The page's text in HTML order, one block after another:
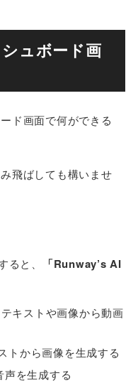
シュボード画
ド画面で何ができる
飛ばしても構いませ
ると、
「Runway’s AI
キストや画像から動画
トから画像を生成する
声を生成する